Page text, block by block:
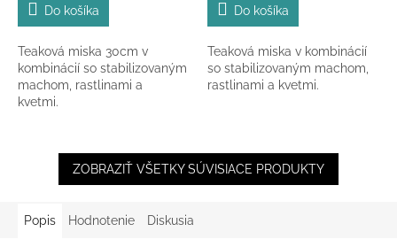
Do košíka
Teaková miska 30cm v
kombinácií so stabilizovaným
machom, rastlinami a
kvetmi.
Do košíka
Teaková miska v kombinácií
so stabilizovaným machom,
rastlinami a kvetmi.
ZOBRAZIŤ VŠETKY SÚVISIACE PRODUKTY
Popis Hodnotenie Diskusia